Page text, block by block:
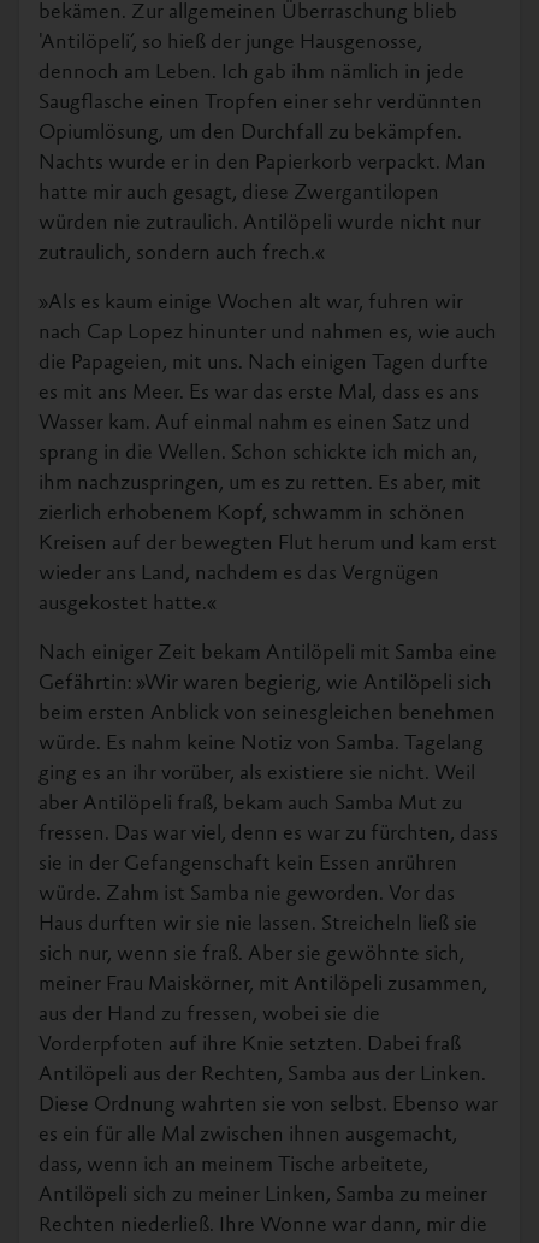
bekämen. Zur allgemeinen Überraschung blieb
'Antilöpeli‘, so hieß der junge Hausgenosse,
dennoch am Leben. Ich gab ihm nämlich in jede
Saugflasche einen Tropfen einer sehr verdünnten
Opiumlösung, um den Durchfall zu bekämpfen.
Nachts wurde er in den Papierkorb verpackt. Man
hatte mir auch gesagt, diese Zwergantilopen
würden nie zutraulich. Antilöpeli wurde nicht nur
zutraulich, sondern auch frech.«
»Als es kaum einige Wochen alt war, fuhren wir
nach Cap Lopez hinunter und nahmen es, wie auch
die Papageien, mit uns. Nach einigen Tagen durfte
es mit ans Meer. Es war das erste Mal, dass es ans
Wasser kam. Auf einmal nahm es einen Satz und
sprang in die Wellen. Schon schickte ich mich an,
ihm nachzuspringen, um es zu retten. Es aber, mit
zierlich erhobenem Kopf, schwamm in schönen
Kreisen auf der bewegten Flut herum und kam erst
wieder ans Land, nachdem es das Vergnügen
ausgekostet hatte.«
Nach einiger Zeit bekam Antilöpeli mit Samba eine
Gefährtin: »Wir waren begierig, wie Antilöpeli sich
beim ersten Anblick von seinesgleichen benehmen
würde. Es nahm keine Notiz von Samba. Tagelang
ging es an ihr vorüber, als existiere sie nicht. Weil
aber Antilöpeli fraß, bekam auch Samba Mut zu
fressen. Das war viel, denn es war zu fürchten, dass
sie in der Gefangenschaft kein Essen anrühren
würde. Zahm ist Samba nie geworden. Vor das
Haus durften wir sie nie lassen. Streicheln ließ sie
sich nur, wenn sie fraß. Aber sie gewöhnte sich,
meiner Frau Maiskörner, mit Antilöpeli zusammen,
aus der Hand zu fressen, wobei sie die
Vorderpfoten auf ihre Knie setzten. Dabei fraß
Antilöpeli aus der Rechten, Samba aus der Linken.
Diese Ordnung wahrten sie von selbst. Ebenso war
es ein für alle Mal zwischen ihnen ausgemacht,
dass, wenn ich an meinem Tische arbeitete,
Antilöpeli sich zu meiner Linken, Samba zu meiner
Rechten niederließ. Ihre Wonne war dann, mir die